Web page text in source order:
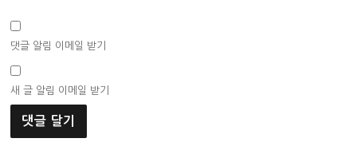
댓글 알림 이메일 받기
새 글 알림 이메일 받기